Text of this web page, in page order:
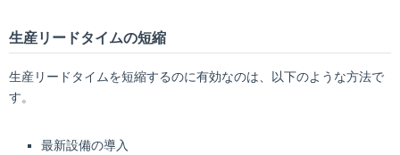
生産リードタイムの短縮
生産リードタイムを短縮するのに有効なのは、以下のような方法で
す。
最新設備の導入